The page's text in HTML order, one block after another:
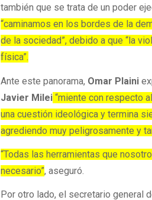
también que se trata de un poder
“caminamos en los bordes de la
de la sociedad”, debido a que “la
física”.
Ante este panorama, Omar Plaini
Javier Milei “miente con respecto
una cuestión ideológica y termina
agrediendo muy peligrosamente y
“Todas las herramientas que
necesario”, aseguró.
Por otro lado, el secretario general